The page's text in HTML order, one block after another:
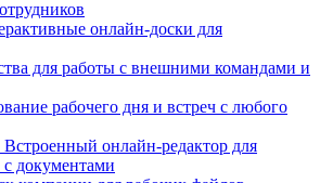
онлайн-доски для
для работы с внешними командами и
рабочего дня и встреч с любого
Встроенный онлайн-редактор для
документами